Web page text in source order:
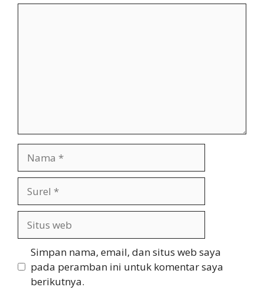
web
Simpan nama, email, dan situs web saya
pada peramban ini untuk komentar saya
berikutnya.